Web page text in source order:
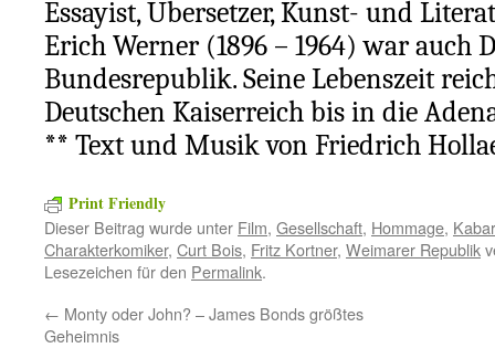
Essayist, Übersetzer, Kunst- und
Erich Werner (1896 – 1964) war auch
Bundesrepublik. Seine Lebenszeit
Deutschen Kaiserreich bis in die
** Text und Musik von Friedrich
Print Friendly
Dieser Beitrag wurde unter Film, Gesellschaft, Hommage,
Charakterkomiker, Curt Bois, Fritz Kortner, Weimarer Republik
Lesezeichen für den Permalink.
← Monty oder John? – James Bonds größtes
Geheimnis